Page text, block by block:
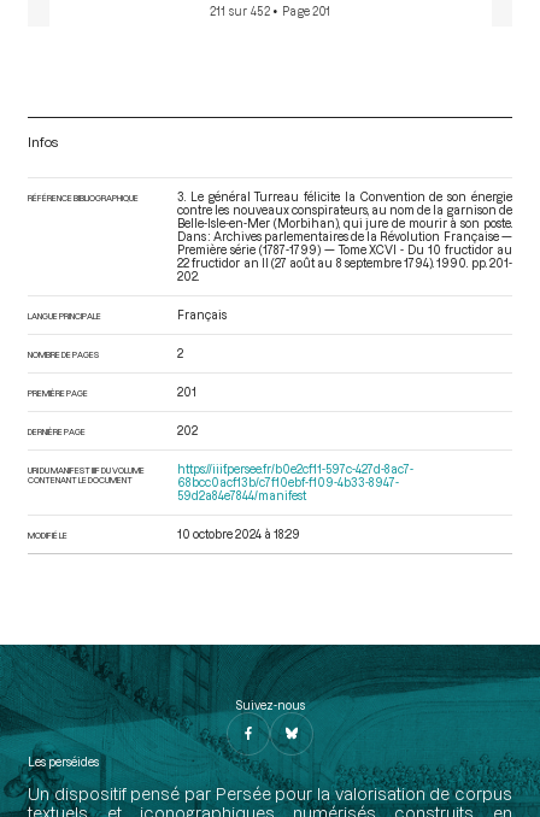
211 sur 452 • Page 201
Infos
RÉFÉRENCE BIBLIOGRAPHIQUE
3. Le général Turreau félicite la Convention de son énergie
contre les nouveaux conspirateurs, au nom de la garnison de
Belle-Isle-en-Mer (Morbihan), qui jure de mourir à son poste.
Dans : Archives parlementaires de la Révolution Française —
Première série (1787-1799) — Tome XCVI - Du 10 fructidor au
22 fructidor an II (27 août au 8 septembre 1794) . 1990. pp. 201-
202.
LANGUE PRINCIPALE Français
NOMBRE DE PAGES 2
PREMIÈRE PAGE 201
DERNIÈRE PAGE 202
URI DU MANIFEST IIIF DU VOLUME
CONTENANT LE DOCUMENT
https://iiif.persee.fr/b0e2cf11-597c-427d-8ac7-
68bcc0acf13b/c7f10ebf-f109-4b33-8947-
59d2a84e7844/manifest
MODIFIÉ LE 10 octobre 2024 à 18:29
Suivez-nous
Les perséides
Un dispositif pensé par Persée pour la valorisation de corpus